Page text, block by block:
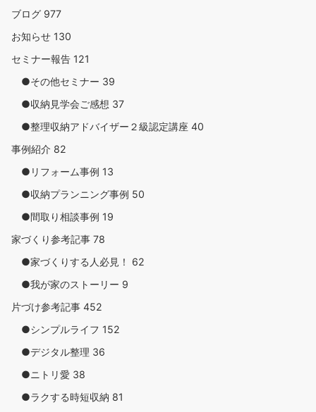
ブログ 977
お知らせ 130
セミナー報告 121
●その他セミナー 39
●収納見学会ご感想 37
●整理収納アドバイザー２級認定講座 40
事例紹介 82
●リフォーム事例 13
●収納プランニング事例 50
●間取り相談事例 19
家づくり参考記事 78
●家づくりする人必見！ 62
●我が家のストーリー 9
片づけ参考記事 452
●シンプルライフ 152
●デジタル整理 36
●ニトリ愛 38
●ラクする時短収納 81